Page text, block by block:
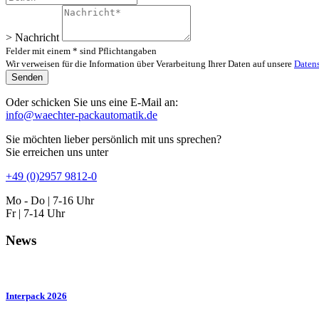
> Nachricht
Felder mit einem * sind Pflichtangaben
Wir verweisen für die Information über Verarbeitung Ihrer Daten auf unsere
Oder schicken Sie uns eine E-Mail an:
info@waechter-packautomatik.de
Sie möchten lieber persönlich mit uns sprechen?
Sie erreichen uns unter
+49 (0)2957 9812-0
Mo - Do | 7-16 Uhr
Fr | 7-14 Uhr
News
Interpack 2026